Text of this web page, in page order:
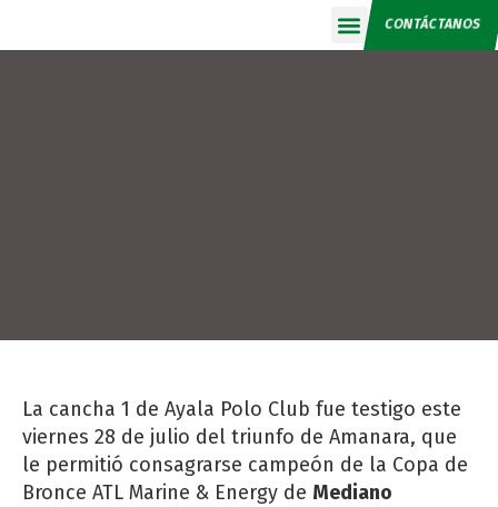
CONTÁCTANOS
La cancha 1 de Ayala Polo Club fue testigo este
viernes 28 de julio del triunfo de Amanara, que
le permitió consagrarse campeón de la Copa de
Bronce ATL Marine & Energy de Mediano